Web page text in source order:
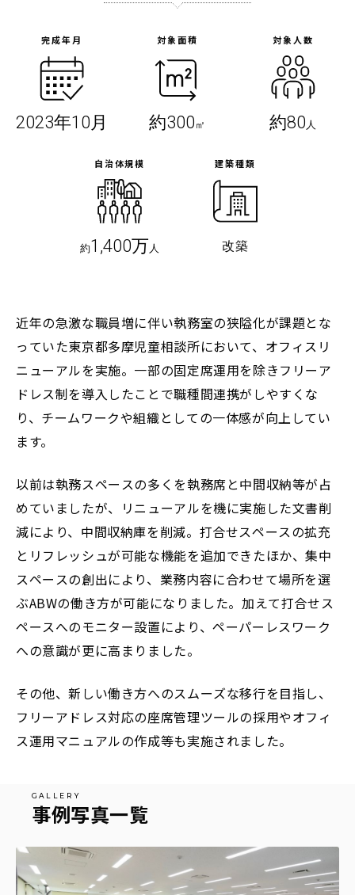
完成年月
2023年10月
対象面積
約300 ㎡
対象人数
約80 人
自治体規模
約1,400万 人
建築種類
改築
近年の急激な職員増に伴い執務室の狭隘化が課題とな
っていた東京都多摩児童相談所において、オフィスリ
ニューアルを実施。一部の固定席運用を除きフリーア
ドレス制を導入したことで職種間連携がしやすくな
り、チームワークや組織としての一体感が向上してい
ます。
以前は執務スペースの多くを執務席と中間収納等が占
めていましたが、リニューアルを機に実施した文書削
減により、中間収納庫を削減。打合せスペースの拡充
とリフレッシュが可能な機能を追加できたほか、集中
スペースの創出により、業務内容に合わせて場所を選
ぶABWの働き方が可能になりました。加えて打合せス
ペースへのモニター設置により、ペーパーレスワーク
への意識が更に高まりました。
その他、新しい働き方へのスムーズな移行を目指し、
フリーアドレス対応の座席管理ツールの採用やオフィ
ス運用マニュアルの作成等も実施されました。
事例写真一覧